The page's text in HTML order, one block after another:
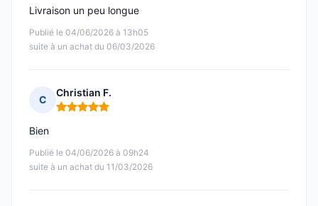
Publié le 04/06/2026 à 13h05
suite à un achat du 06/03/2026
Livraison un peu longue
C
Christian F.
Note : 5 sur 5
Publié le 04/06/2026 à 09h24
suite à un achat du 11/03/2026
Bien